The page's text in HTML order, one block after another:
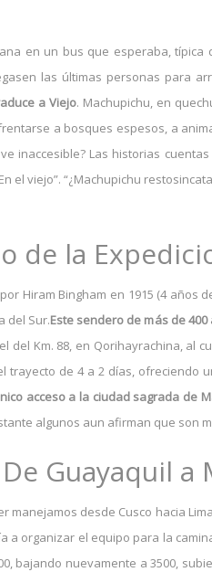
en un bus que esperaba,
las últimas personas para
a Viejo. Machupichu, en
a bosques espesos, a
inaccesible? Las historias
viejo”. “¿Machupichu
de la
Hiram Bingham en 1915 (4
del Sur.Este sendero de más de
del Km. 88, en Qorihayrachina, al
trayecto de 4 a 2 días, ofreciendo
acceso a la ciudad sagrada de
algunos aun afirman que son
De Guayaquil a
manejamos desde Cusco hacia
a organizar el equipo para la
bajando nuevamente a 3500,